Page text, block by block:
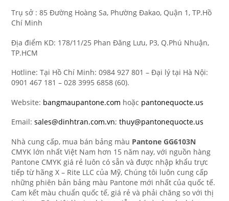
Trụ sở : 85 Đường Hoàng Sa, Phường Đakao, Quận 1, TP.Hồ
Chí Minh
Địa điểm KD: 178/11/25 Phan Đăng Lưu, P3, Q.Phú Nhuận,
TP.HCM
Hotline: Tại Hồ Chí Minh: 0984 927 801 – Đại lý tại Hà Nội:
0901 467 181 – 028 3995 6858 (60).
Website: bangmaupantone.com hoặc pantonequocte.us
Email:sales@dinhtran.com.vn;thuy@pantonequocte.us
Nhà cung cấp, mua bán bảng màu Pantone GG6103N
CMYK lớn nhất Việt Nam hơn 15 năm nay, với nguồn hàng
Pantone CMYK giá rẻ luôn có sẵn và được nhập khẩu trực
tiếp từ hãng X – Rite LLC của Mỹ, Chúng tôi luôn cung cấp
những phiên bản bảng màu Pantone mới nhất của quốc tế.
Cam kết màu chuẩn quốc tế, giá rẻ và phải chăng so với thị